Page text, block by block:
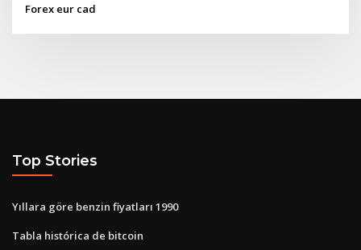
Forex eur cad
Top Stories
Yıllara göre benzin fiyatları 1990
Tabla histórica de bitcoin